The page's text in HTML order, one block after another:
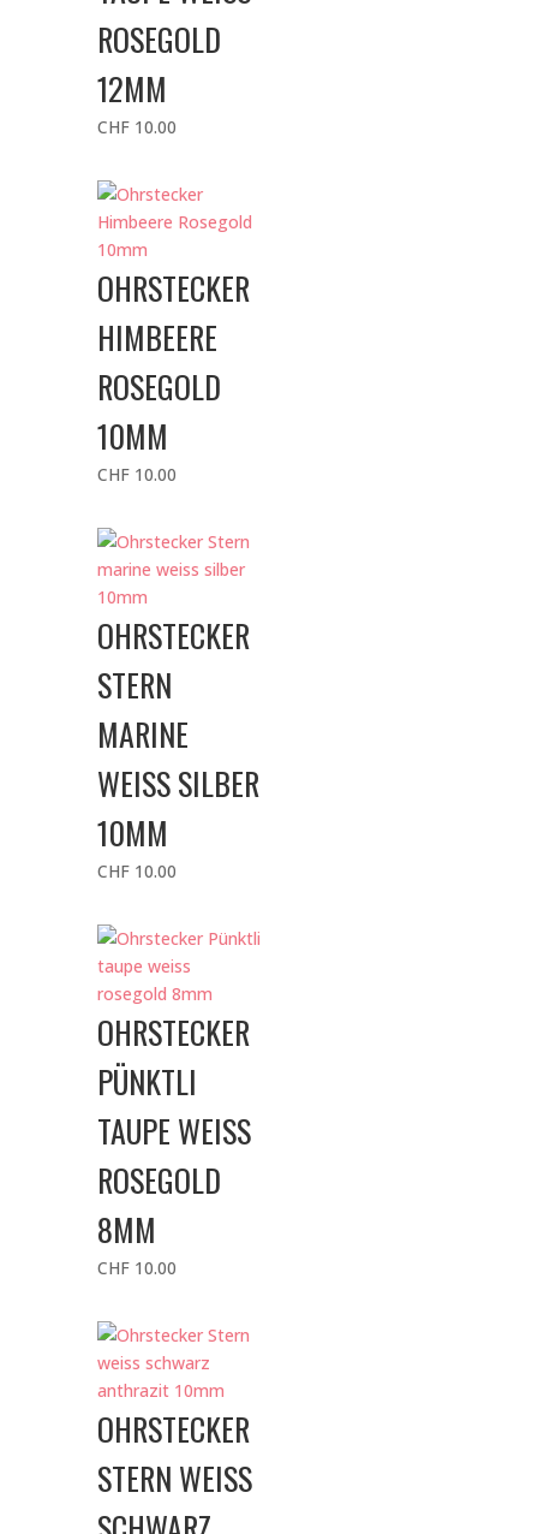
ROSEGOLD
12MM
CHF10.00
OHRSTECKER
HIMBEERE
ROSEGOLD
10MM
CHF10.00
OHRSTECKER
STERN
MARINE
WEISS SILBER
10MM
CHF10.00
OHRSTECKER
PÜNKTLI
TAUPE WEISS
ROSEGOLD
8MM
CHF10.00
OHRSTECKER
STERN WEISS